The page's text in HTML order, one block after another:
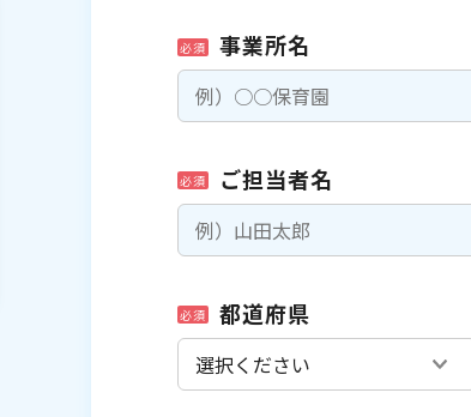
必須 事業所名
必須 ご担当者名
必須 都道府県